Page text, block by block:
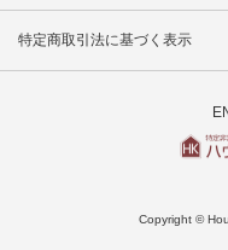
特定商取引法に基づく表示
Copyright ©